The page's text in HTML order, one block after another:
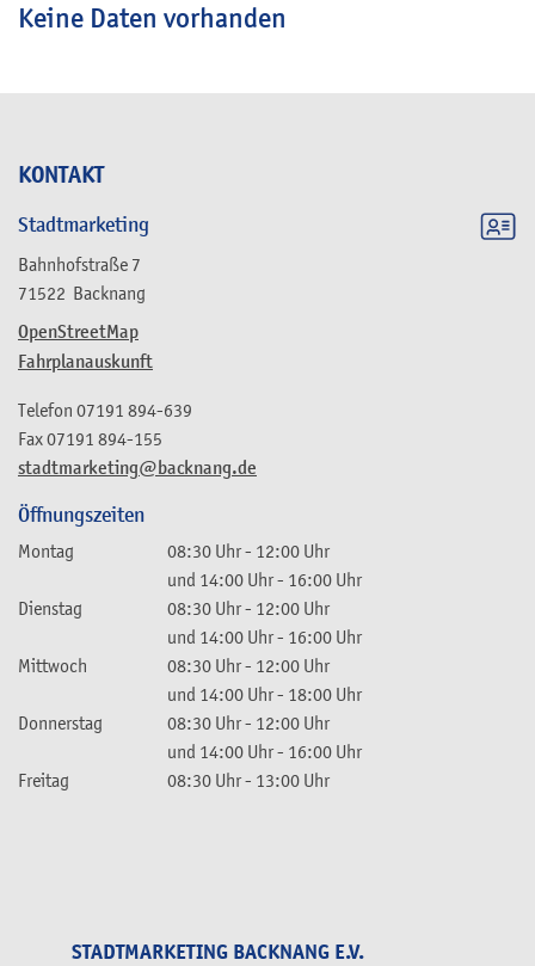
KONTAKT
Stadtmarketing
Bahnhofstraße 7
71522 Backnang
OpenStreetMap
Fahrplanauskunft
stadtmarketing@backnang.de
Telefon 07191 894-639
Fax07191 894-155
Öffnungszeiten
Montag 08:30 Uhr- 12:00 Uhr
und 14:00 Uhr- 16:00 Uhr
Dienstag
08:30 Uhr- 12:00 Uhr
und 14:00 Uhr- 16:00 Uhr
Mittwoch
08:30 Uhr- 12:00 Uhr
und 14:00 Uhr- 18:00 Uhr
Donnerstag
08:30 Uhr- 12:00 Uhr
und 14:00 Uhr- 16:00 Uhr
Freitag
08:30 Uhr- 13:00 Uhr
Keine Daten vorhanden
STADTMARKETING BACKNANG E.V.